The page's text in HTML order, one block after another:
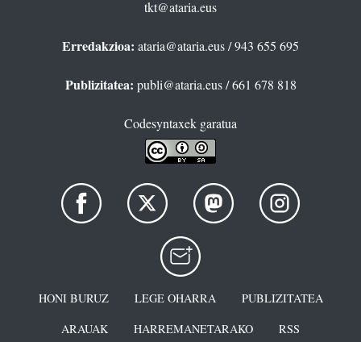
tkt@ataria.eus
Erredakzioa: ataria@ataria.eus/ 943 655 695
Publizitatea: publi@ataria.eus/ 661 678 818
Codesyntaxek garatua
HONI BURUZ LEGE OHARRA
PUBLIZITATEA
ARAUAK
HARREMANETARAKO RSS